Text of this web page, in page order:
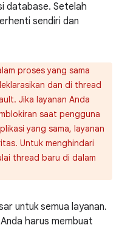
database. Setelah
sendiri dan
proses yang sama
dan di thread
Jika layanan Anda
saat pengguna
yang sama, layanan
Untuk menghindari
thread baru di dalam
untuk semua layanan.
harus membuat